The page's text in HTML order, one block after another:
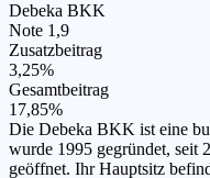
Debeka BKK
Note 1,9
Zusatzbeitrag
3,25%
Gesamtbeitrag
17,85%
Die Debeka BKK ist eine
wurde 1995 gegründet, seit
geöffnet. Ihr Hauptsitz